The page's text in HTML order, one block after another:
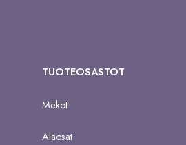
TUOTEOSASTOT
Mekot
Alaosat